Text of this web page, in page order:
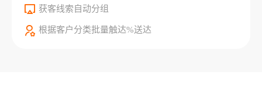
获客线索自动分组
根据客户分类批量触达%送达